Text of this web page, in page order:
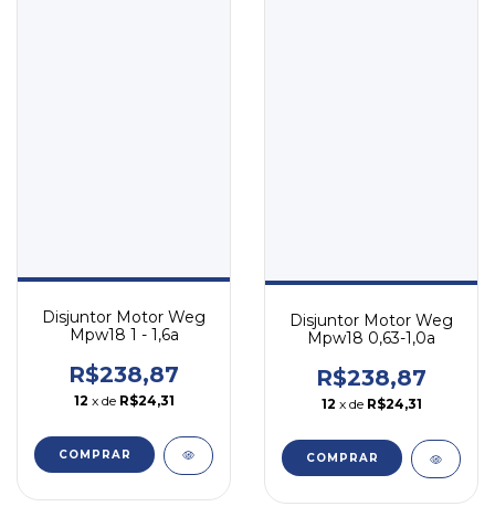
Disjuntor Motor Weg
Mpw18 1 - 1,6a
R$238,87
12 x de R$24,31
COMPRAR
Disjuntor Motor Weg
Mpw18 0,63-1,0a
R$238,87
12 x de R$24,31
COMPRAR